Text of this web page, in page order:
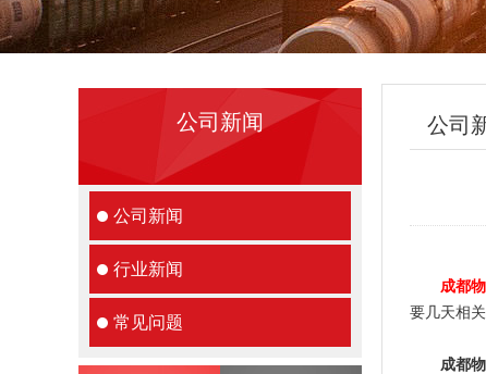
公司新闻
公司新闻
行业新闻
常见问题
公司
成都
要几天相
成都